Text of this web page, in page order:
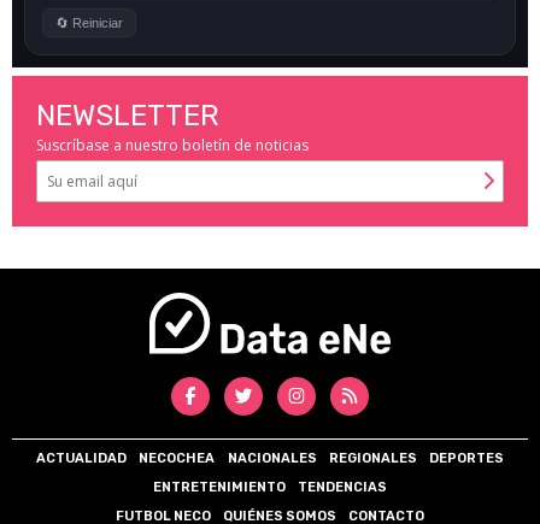
NEWSLETTER
Suscríbase a nuestro boletín de noticias
ACTUALIDAD NECOCHEA NACIONALES REGIONALES
DEPORTES
ENTRETENIMIENTO
TENDENCIAS
FUTBOL NECO
QUIÉNES SOMOS CONTACTO